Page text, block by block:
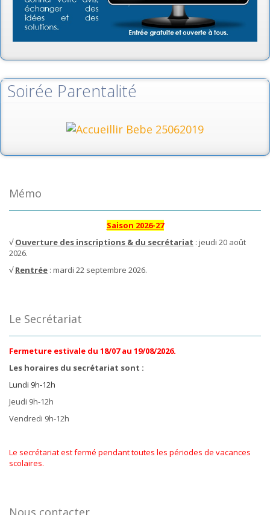
Soirée Parentalité
Mémo
Saison 2026-27
√Ouverture des inscriptions & du secrétariat : jeudi 20 août
2026.
√Rentrée : mardi 22 septembre 2026.
Le Secrétariat
Fermeture estivale du 18/07 au 19/08/2026.
Les horaires du secrétariat sont :
Lundi 9h-12h
Jeudi 9h-12h
Vendredi 9h-12h
Le secrétariat est fermé pendant toutes les périodes de vacances
scolaires.